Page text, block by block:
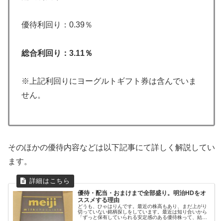
優待利回り：0.39％
総合利回り：3.11％
※上記利回りにヨーグルトギフト券は含んでいま
せん。
そのほかの優待内容などは以下記事にて詳しく解説してい
ます。
優待・配当・おまけまで全部盛り。明治HDをオ
ススメする理由
どうも、ひゃはりんです。最近の株高もあり、まだ上がり
切っていない銘柄探しをしています。最近は知り合いから
「ずっと保有していられる安定感のある優待株って、結局